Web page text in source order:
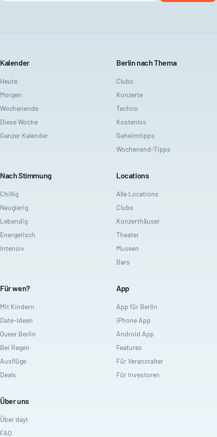
Kalender
Heute
Morgen
Wochenende
Diese Woche
Ganzer Kalender
Berlin nach Thema
Clubs
Konzerte
Techno
Kostenlos
Geheimtipps
Wochenend-Tipps
Nach Stimmung
Chillig
Neugierig
Lebendig
Energetisch
Intensiv
Locations
Alle Locations
Clubs
Konzerthäuser
Theater
Museen
Bars
Für wen?
Mit Kindern
Date-Ideen
Queer Berlin
Bei Regen
Ausflüge
Deals
App
App für Berlin
iPhone App
Android App
Features
Für Veranstalter
Für Investoren
Über uns
Über dayt
FAQ